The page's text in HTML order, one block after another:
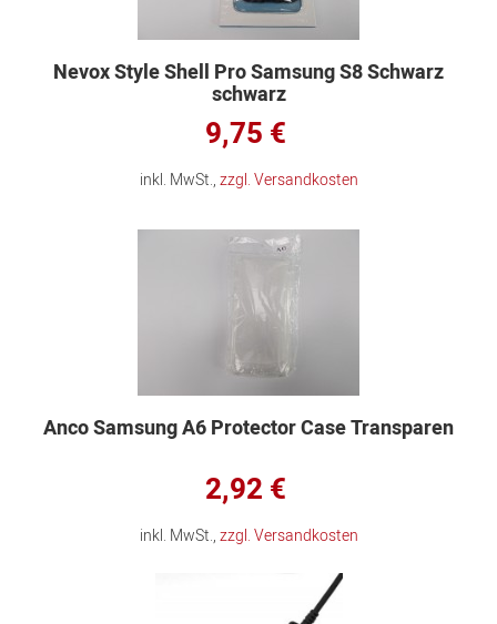
Nevox Style Shell Pro Samsung S8 Schwarz
schwarz
9,75 €
inkl. MwSt.,zzgl. Versandkosten
Anco Samsung A6 Protector Case Transparen
2,92 €
inkl. MwSt.,zzgl. Versandkosten